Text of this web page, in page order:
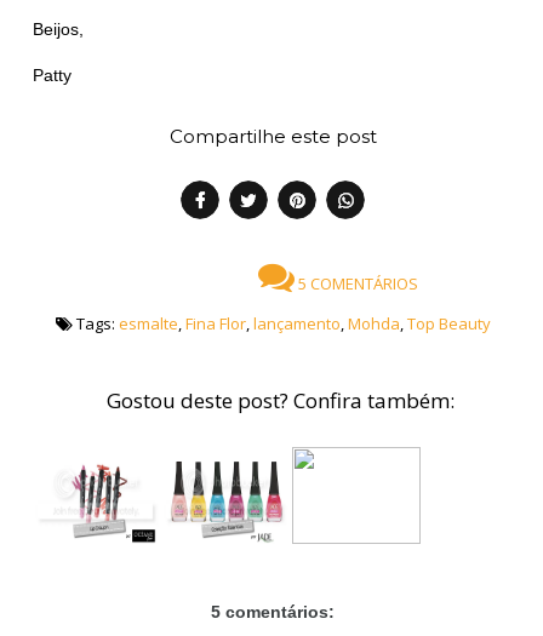
Beijos,
Patty
Compartilhe este post
5 COMENTÁRIOS
Tags: esmalte,Fina Flor,lançamento,Mohda,Top Beauty
Gostou deste post? Confira também:
5 comentários: